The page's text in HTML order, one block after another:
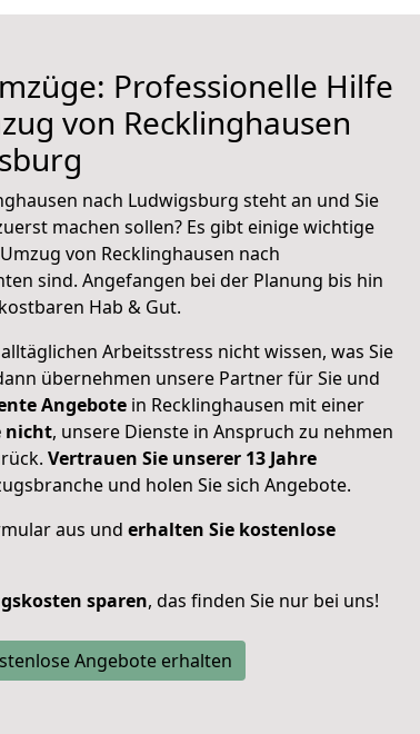
Professionelle Hilfe
von Recklinghausen
nach Ludwigsburg steht an und Sie
machen sollen? Es gibt einige wichtige
von Recklinghausen nach
sind. Angefangen bei der Planung bis hin
Hab & Gut.
Arbeitsstress nicht wissen, was Sie
übernehmen unsere Partner für Sie und
Angebote in Recklinghausen mit einer
nicht, unsere Dienste in Anspruch zu nehmen
Vertrauen Sie unserer 13 Jahre
und holen Sie sich Angebote.
aus und erhalten Sie kostenlose
sparen, das finden Sie nur bei uns!
Angebote erhalten